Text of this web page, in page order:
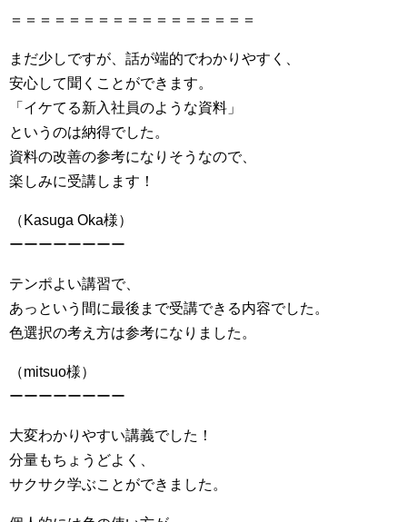
＝＝＝＝＝＝＝＝＝＝＝＝＝＝＝＝＝
まだ少しですが、話が端的でわかりやすく、
安心して聞くことができます。
「イケてる新入社員のような資料」
というのは納得でした。
資料の改善の参考になりそうなので、
楽しみに受講します！
（Kasuga Oka様）
ーーーーーーーー
テンポよい講習で、
あっという間に最後まで受講できる内容でした。
色選択の考え方は参考になりました。
（mitsuo様）
ーーーーーーーー
大変わかりやすい講義でした！
分量もちょうどよく、
サクサク学ぶことができました。